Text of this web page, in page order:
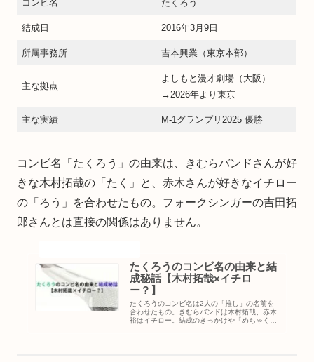
コンビ名 たくろう
結成日 2016年3月9日
所属事務所 吉本興業（東京本部）
主な拠点
よしもと漫才劇場（大阪）
→2026年より東京
主な実績 M-1グランプリ2025 優勝
コンビ名「たくろう」の由来は、きむらバンドさんが好
きな木村拓哉の「たく」と、赤木さんが好きなイチロー
の「ろう」を合わせたもの。フォークシンガーの吉田拓
郎さんとは直接の関係はありません。
たくろうのコンビ名の由来と結
成秘話【木村拓哉×イチロ
ー？】
たくろうのコンビ名は2人の「推し」の名前を
合わせたもの。きむらバンドは木村拓哉、赤木
裕はイチロー。結成のきっかけや「めちゃくち